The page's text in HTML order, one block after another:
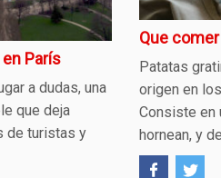
París
a dudas, una
que deja
de turistas y
Que
Patatas
origen en
Consiste en
hornean, y